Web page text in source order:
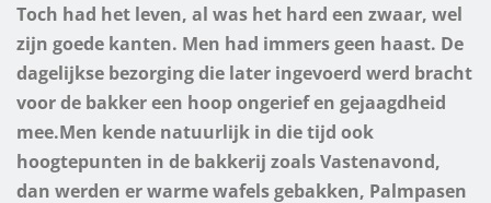
Toch had het leven, al was het hard een zwaar, wel
zijn goede kanten. Men had immers geen haast. De
dagelijkse bezorging die later ingevoerd werd bracht
voor de bakker een hoop ongerief en gejaagdheid
mee.Men kende natuurlijk in die tijd ook
hoogtepunten in de bakkerij zoals Vastenavond,
dan werden er warme wafels gebakken, Palmpasen